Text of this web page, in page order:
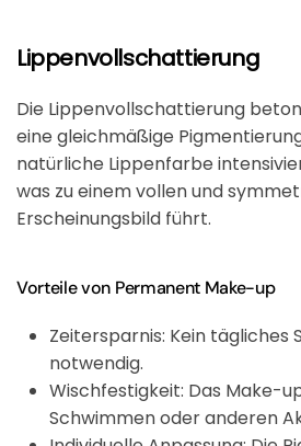
Lippenvollschattierung
Die Lippenvollschattierung
eine gleichmäßige
natürliche Lippenfarbe
was zu einem vollen und
Erscheinungsbild führt.
Vorteile von Permanent Make-up
Zeitersparnis: Kein tägliches
notwendig.
Wischfestigkeit: Das Make-
Schwimmen oder anderen